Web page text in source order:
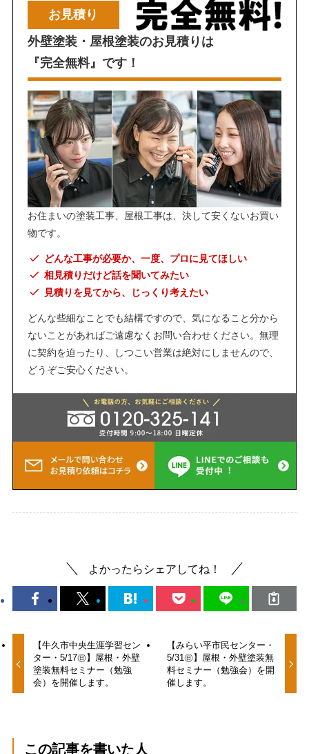
お見積り
外壁塗装・屋根塗装のお見積りは
『完全無料』です！
お住まいの塗装工事、屋根工事は、決して安くないお買い
物です。
どんな工事が必要か、一度、プロに見てほしい
相見積りだけど話を聞いてみたい
見積りを見てから、じっくり考えたい
どんな些細なことでも結構ですので、気になること分から
ないことがあればご遠慮なくお問い合わせください。無理
に契約を迫ったり、しつこい営業は絶対にしませんので、
どうぞご安心ください。
よかったらシェアしてね！
【牛久市中央生涯学習セン
ター・5/17㊐】屋根・外壁
塗装無料セミナー（勉強
会）を開催します。
【みらい平市民センター・
5/31㊐】屋根・外壁塗装無
料セミナー（勉強会）を開
催します。
この記事を書いた人